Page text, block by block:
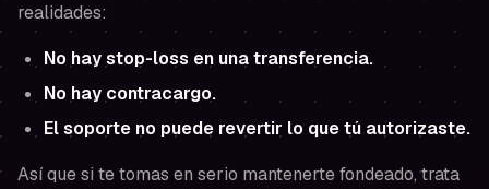
realidades:
No hay stop-loss en una transferencia.
No hay contracargo.
El soporte no puede revertir lo que tú autorizaste.
Así que si te tomas en serio mantenerte fondeado, trata